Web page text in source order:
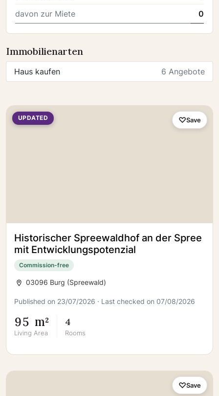
davon zur Miete
0
Immobilienarten
Haus kaufen 6 Angebote
UPDATED
Historischer Spreewaldhof an der Spree
mit Entwicklungspotenzial
Commission-free
03096 Burg (Spreewald)
Published on 23/07/2026 · Last checked on 07/08/2026
95 m²
Living Area
4
Rooms
Save
Save